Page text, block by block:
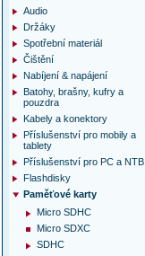
Audio
Držáky
Spotřební materiál
Čištění
Nabíjení & napájení
Batohy, brašny, kufry a
pouzdra
Kabely a konektory
Příslušenství pro mobily a
tablety
Příslušenství pro PC a NTB
Flashdisky
Paměťové karty
Micro SDHC
Micro SDXC
SDHC